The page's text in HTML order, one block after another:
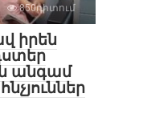
850դիտում
իրեն
անգամ